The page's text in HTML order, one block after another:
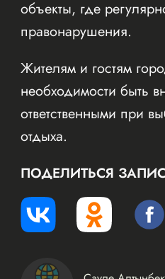
объекты, где
правонарушения.
Жителям и гостям
необходимости быть
ответственными при
отдыха.
ПОДЕЛИТЬСЯ